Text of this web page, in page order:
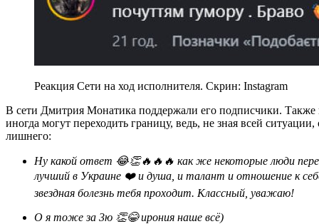
Реакция Сети на ход исполнителя. Скрин: Instagram
В сети Дмитрия Монатика поддержали его подписчики. Также
иногда могут переходить границу, ведь, не зная всей
лишнего:
Ну какой ответ 😂👏🔥🔥🔥 как же некоторые люди перешли грань, прямо стыдно было из украинцев. Дима, ты
лучший в Украине ❤️ и душа, и талант и отношение к
звездная болезнь тебя проходит. Классный, уважаю!
О я тоже за 3ю 👏😂 ирония наше всё)